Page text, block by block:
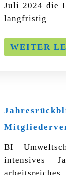
Juli 2024 die
langfristig
WEITER
BI
intensives